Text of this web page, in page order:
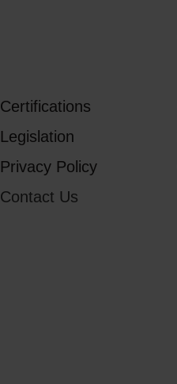
Certifications
Legislation
Privacy Policy
Contact Us